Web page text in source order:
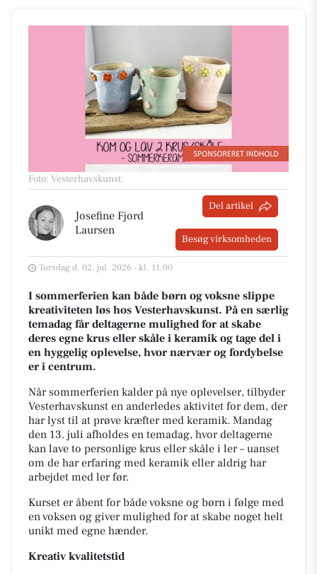
Foto: Vesterhavskunst.
Josefine Fjord
Laursen
Del artikel
Besøg virksomheden
Torsdag d. 02. jul. 2026 - kl. 11:00
I sommerferien kan både børn og voksne slippe
kreativiteten løs hos Vesterhavskunst. På en særlig
temadag får deltagerne mulighed for at skabe
deres egne krus eller skåle i keramik og tage del i
en hyggelig oplevelse, hvor nærvær og fordybelse
er i centrum.
Når sommerferien kalder på nye oplevelser, tilbyder
Vesterhavskunst en anderledes aktivitet for dem, der
har lyst til at prøve kræfter med keramik. Mandag
den 13. juli afholdes en temadag, hvor deltagerne
kan lave to personlige krus eller skåle i ler – uanset
om de har erfaring med keramik eller aldrig har
arbejdet med ler før.
Kurset er åbent for både voksne og børn i følge med
en voksen og giver mulighed for at skabe noget helt
unikt med egne hænder.
Kreativ kvalitetstid